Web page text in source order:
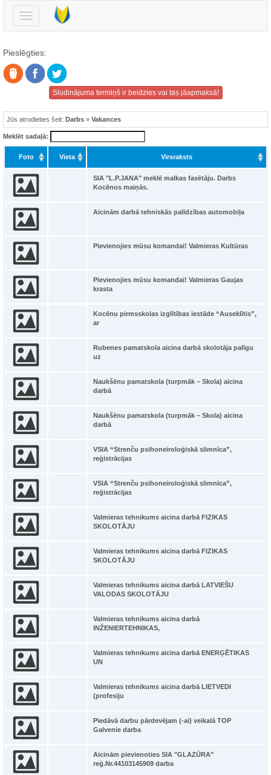
Pārslēgt
navigāciju
Pieslēgties:
Sludinājuma termiņš ir beidzies vai tas jāapmaksā!
Jūs atrodieties šeit: Darbs » Vakances
Meklēt sadaļā:
Foto Vieta Virsraksts
SIA "L.P.JANA" meklē malkas fasētāju. Darbs
Kocēnos maiņās.
Aicinām darbā tehniskās palīdzības automobiļa
Pievienojies mūsu komandai! Valmieras Kultūras
Pievienojies mūsu komandai! Valmieras Gaujas
krasta
Kocēnu pirmsskolas izglītības iestāde “Auseklītis”,
ar
Rubenes pamatskola aicina darbā skolotāja palīgu
uz
Naukšēnu pamatskola (turpmāk – Skola) aicina
darbā
Naukšēnu pamatskola (turpmāk – Skola) aicina
darbā
VSIA “Strenču psihoneiroloģiskā slimnīca”,
reģistrācijas
VSIA “Strenču psihoneiroloģiskā slimnīca”,
reģistrācijas
Valmieras tehnikums aicina darbā FIZIKAS
SKOLOTĀJU
Valmieras tehnikums aicina darbā FIZIKAS
SKOLOTĀJU
Valmieras tehnikums aicina darbā LATVIEŠU
VALODAS SKOLOTĀJU
Valmieras tehnikums aicina darbā
INŽENIERTEHNIKAS,
Valmieras tehnikums aicina darbā ENERĢĒTIKAS
UN
Valmieras tehnikums aicina darbā LIETVEDI
(profesiju
Piedāvā darbu pārdevējam (-ai) veikalā TOP
Galvenie darba
Aicinām pievienoties SIA "GLAZŪRA"
reģ.Nr.44103145909 darba